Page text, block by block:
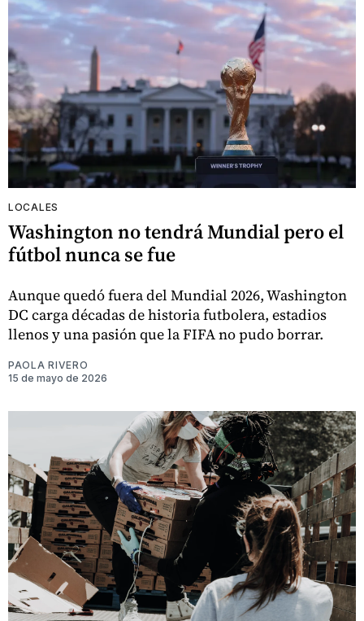
LOCALES
Washington no tendrá Mundial pero el
fútbol nunca se fue
Aunque quedó fuera del Mundial 2026, Washington
DC carga décadas de historia futbolera, estadios
llenos y una pasión que la FIFA no pudo borrar.
PAOLA RIVERO
15 de mayo de 2026